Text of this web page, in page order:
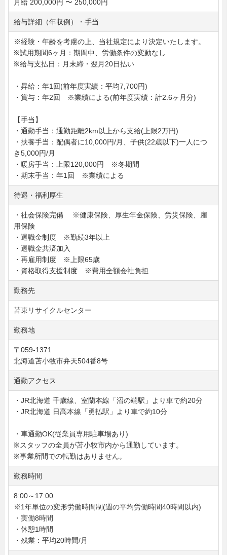
月給 200,000円 〜 250,000円
給与詳細（年収例）・手当
※経験・年齢を考慮の上、当社規定により決定いたします。
※試用期間6ヶ月：期間中、労働条件の変動なし
※給与支払日：月末締・翌月20日払い
・昇給：年1回(前年度実績：平均7,700円)
・賞与：年2回 ※業績による(前年度実績：計2.6ヶ月分)
【手当】
・通勤手当：通勤距離2km以上から支給(上限2万円)
・扶養手当：配偶者に10,000円/月、子供(22歳以下)一人につ
き5,000円/月
・暖房手当：上限120,000円 ※冬期間
・期末手当：年1回 ※業績による
待遇・福利厚生
・社会保険完備 ※健康保険、厚生年金保険、労災保険、雇
用保険
・退職金制度 ※勤続3年以上
・退職金共済加入
・再雇用制度 ※上限65歳
・資格取得支援制度 ※費用全額会社負担
勤務先
苫東リサイクルセンター
勤務地
〒059-1371
北海道苫小牧市弁天504番8号
通勤アクセス
・JR北海道 千歳線、室蘭本線「沼の端駅」より車で約20分
・JR北海道 日高本線「勇払駅」より車で約10分
・車通勤OK(従業員専用駐車場あり)
※スタッフの全員が苫小牧市内から通勤しています。
※事業所間での転勤はありません。
勤務時間
8:00～17:00
※1年単位の変形労働時間制(週の平均労働時間40時間以内)
・実働8時間
・休憩1時間
・残業：平均20時間/月